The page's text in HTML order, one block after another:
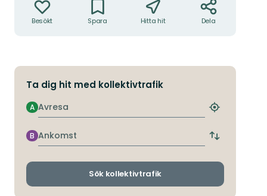
Besökt Spara Hitta hit Dela
Ta dig hit med kollektivtrafik
Avresa
A
Hitta
hållplats
Ankomst
B
Byt
och
Sök kollektivtrafik